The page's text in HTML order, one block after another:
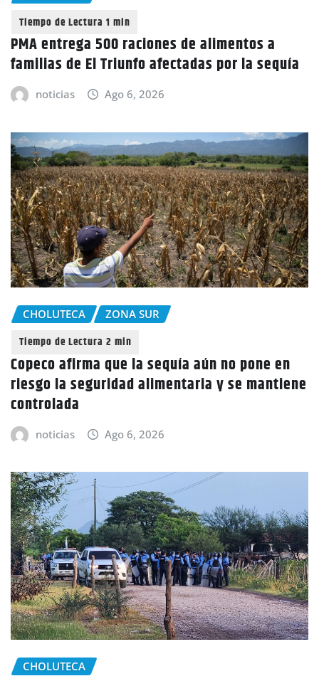
PMA entrega 500 raciones de alimentos a
familias de El Triunfo afectadas por la sequía
noticias Ago 6, 2026
CHOLUTECA ZONA SUR
Copeco afirma que la sequía aún no pone en
riesgo la seguridad alimentaria y se mantiene
controlada
noticias Ago 6, 2026
CHOLUTECA